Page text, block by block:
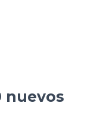
nuevos